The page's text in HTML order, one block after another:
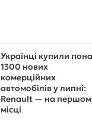
Українці купили
1300 нових
комерційних
автомобілів у липні:
Renault — на
місці